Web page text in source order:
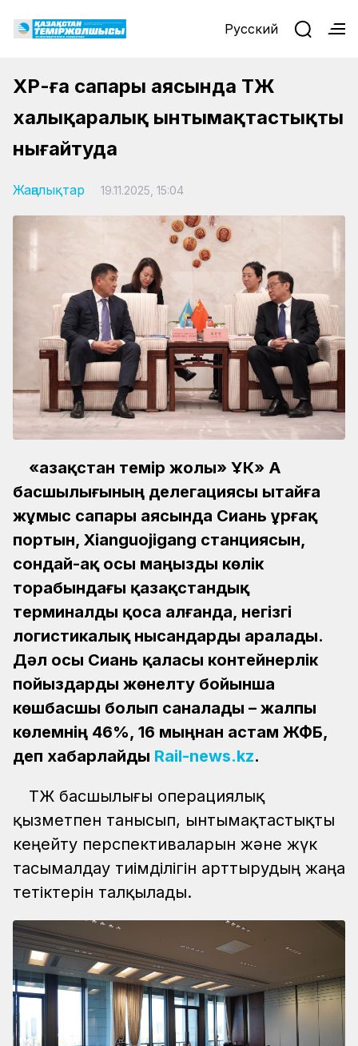
Русский
ҚХР-ға сапары аясында ҚТЖ
халықаралық ынтымақтастықты
нығайтуда
Жаңалықтар 19.11.2025, 15:04
«Қазақстан темір жолы» ҰК» АҚ
басшылығының делегациясы Қытайға
жұмыс сапары аясында Сиань Құрғақ
портын, Xianguojigang станциясын,
сондай-ақ осы маңызды көлік
торабындағы қазақстандық
терминалды қоса алғанда, негізгі
логистикалық нысандарды аралады.
Дәл осы Сиань қаласы контейнерлік
пойыздарды жөнелту бойынша
көшбасшы болып саналады – жалпы
көлемнің 46%, 16 мыңнан астам ЖФБ,
деп хабарлайды Rail-news.kz.
ҚТЖ басшылығы операциялық
қызметпен танысып, ынтымақтастықты
кеңейту перспективаларын және жүк
тасымалдау тиімділігін арттырудың жаңа
тетіктерін талқылады.